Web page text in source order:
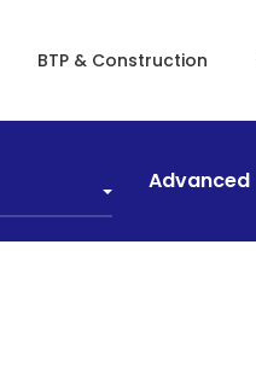
BTP & Construction
Advanced